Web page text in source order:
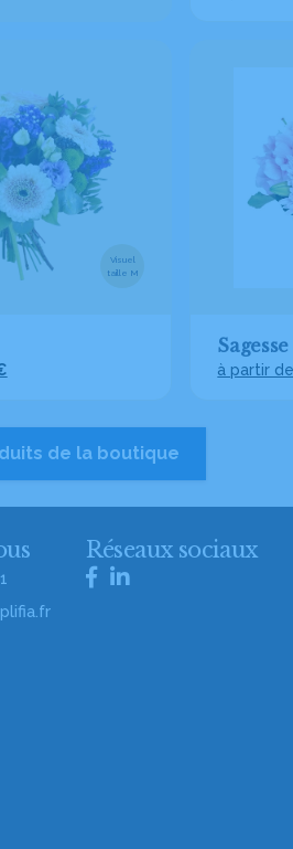
Visuel
taille M
Sagesse
à partir
de la boutique
Réseaux sociaux